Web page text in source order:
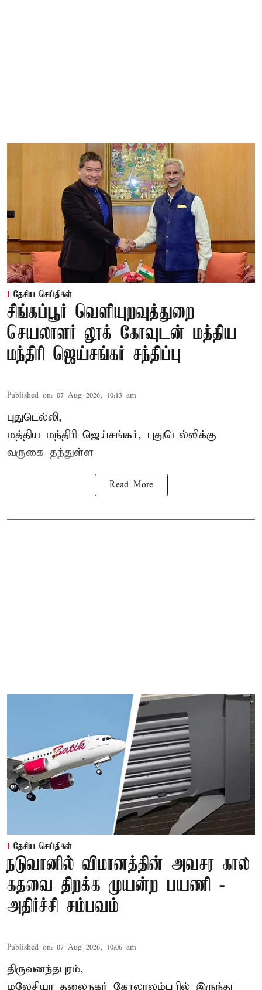
தேசிய செய்திகள்
சிங்கப்பூர் வெளியுறவுத்துறை
செயலாளர் லூக் கோவுடன் மத்திய
மந்திரி ஜெய்சங்கர் சந்திப்பு
Published on: 07 Aug 2026, 10:13 am
புதுடெல்லி,
மத்திய மந்திரி ஜெய்சங்கர், புதுடெல்லிக்கு
வருகை தந்துள்ள
Read More
தேசிய செய்திகள்
நடுவானில் விமானத்தின் அவசர கால
கதவை திறக்க முயன்ற பயணி -
அதிர்ச்சி சம்பவம்
Published on: 07 Aug 2026, 10:06 am
திருவனந்தபுரம்,
மலேசியா தலைநகர் கோலாலம்பூரில் இருந்து